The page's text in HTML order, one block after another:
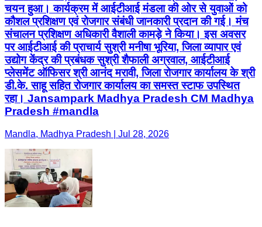
चयन हुआ। कार्यक्रम में आईटीआई मंडला की ओर से युवाओं को
कौशल प्रशिक्षण एवं रोजगार संबंधी जानकारी प्रदान की गई। मंच
संचालन प्रशिक्षण अधिकारी वैशाली कामड़े ने किया। इस अवसर
पर आईटीआई की प्राचार्य सुश्री मनीषा भूरिया, जिला व्यापार एवं
उद्योग केंद्र की प्रबंधक सुश्री शैफाली अग्रवाल, आईटीआई
प्लेसमेंट ऑफिसर श्री आनंद मरावी, जिला रोजगार कार्यालय के श्री
डी.के. साहू सहित रोजगार कार्यालय का समस्त स्टाफ उपस्थित
रहा। Jansampark Madhya Pradesh CM Madhya
Pradesh #mandla
Mandla, Madhya Pradesh | Jul 28, 2026